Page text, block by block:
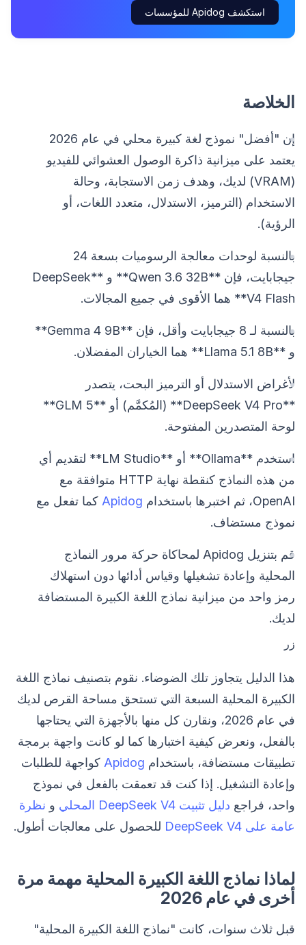
استكشف Apidog للمؤسسات
الخلاصة
إن "أفضل" نموذج لغة كبيرة محلي في عام 2026
يعتمد على ميزانية ذاكرة الوصول العشوائي للفيديو
(VRAM) لديك، وهدف زمن الاستجابة، وحالة
الاستخدام (الترميز، الاستدلال، متعدد اللغات، أو
الرؤية).
بالنسبة لوحدات معالجة الرسوميات بسعة 24
جيجابايت، فإن **Qwen 3.6 32B** و **DeepSeek
V4 Flash** هما الأقوى في جميع المجالات.
بالنسبة لـ 8 جيجابايت وأقل، فإن **Gemma 4 9B**
و **Llama 5.1 8B** هما الخياران المفضلان.
لأغراض الاستدلال أو الترميز البحت، يتصدر
**DeepSeek V4 Pro** (المُكمَّم) أو **GLM 5**
لوحة المتصدرين المفتوحة.
استخدم **Ollama** أو **LM Studio** لتقديم أي
من هذه النماذج كنقطة نهاية HTTP متوافقة مع
OpenAI، ثم اختبرها باستخدام
Apidog كما تفعل مع
نموذج مستضاف.
قم بتنزيل Apidog لمحاكاة حركة مرور النماذج
المحلية وإعادة تشغيلها وقياس أدائها دون استهلاك
رمز واحد من ميزانية نماذج اللغة الكبيرة المستضافة
لديك.
زر
هذا الدليل يتجاوز تلك الضوضاء. نقوم بتصنيف نماذج اللغة
الكبيرة المحلية السبعة التي تستحق مساحة القرص لديك
في عام 2026، ونقارن كل منها بالأجهزة التي يحتاجها
بالفعل، ونعرض كيفية اختبارها كما لو كانت واجهة برمجة
تطبيقات مستضافة، باستخدام Apidog كواجهة للطلبات
وإعادة التشغيل. إذا كنت قد تعمقت بالفعل في نموذج
واحد، فراجع دليل تثبيت DeepSeek V4 المحلي و نظرة
عامة على DeepSeek V4
للحصول على معالجات أطول.
لماذا نماذج اللغة الكبيرة المحلية مهمة مرة
أخرى في عام 2026
قبل ثلاث سنوات، كانت "نماذج اللغة الكبيرة المحلية"